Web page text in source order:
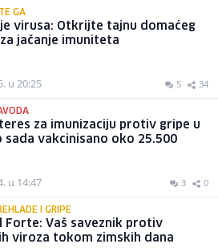
GA
je virusa: Otkrijte tajnu domaćeg
jačanje imuniteta
u 20:25 5 34
za imunizaciju protiv gripe u
sada vakcinisano oko 25.500
u 14:47 3 0
I GRIPE
Forte: Vaš saveznik protiv
viroza tokom zimskih dana